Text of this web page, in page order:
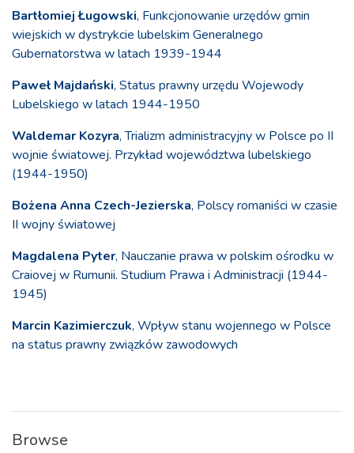
Bartłomiej Ługowski, Funkcjonowanie urzędów gmin
wiejskich w dystrykcie lubelskim Generalnego
Gubernatorstwa w latach 1939-1944
Paweł Majdański, Status prawny urzędu Wojewody
Lubelskiego w latach 1944-1950
Waldemar Kozyra, Trializm administracyjny w Polsce po II
wojnie światowej. Przykład województwa lubelskiego
(1944-1950)
Bożena Anna Czech-Jezierska, Polscy romaniści w czasie
II wojny światowej
Magdalena Pyter, Nauczanie prawa w polskim ośrodku w
Craiovej w Rumunii. Studium Prawa i Administracji (1944-
1945)
Marcin Kazimierczuk, Wpływ stanu wojennego w Polsce
na status prawny związków zawodowych
Browse